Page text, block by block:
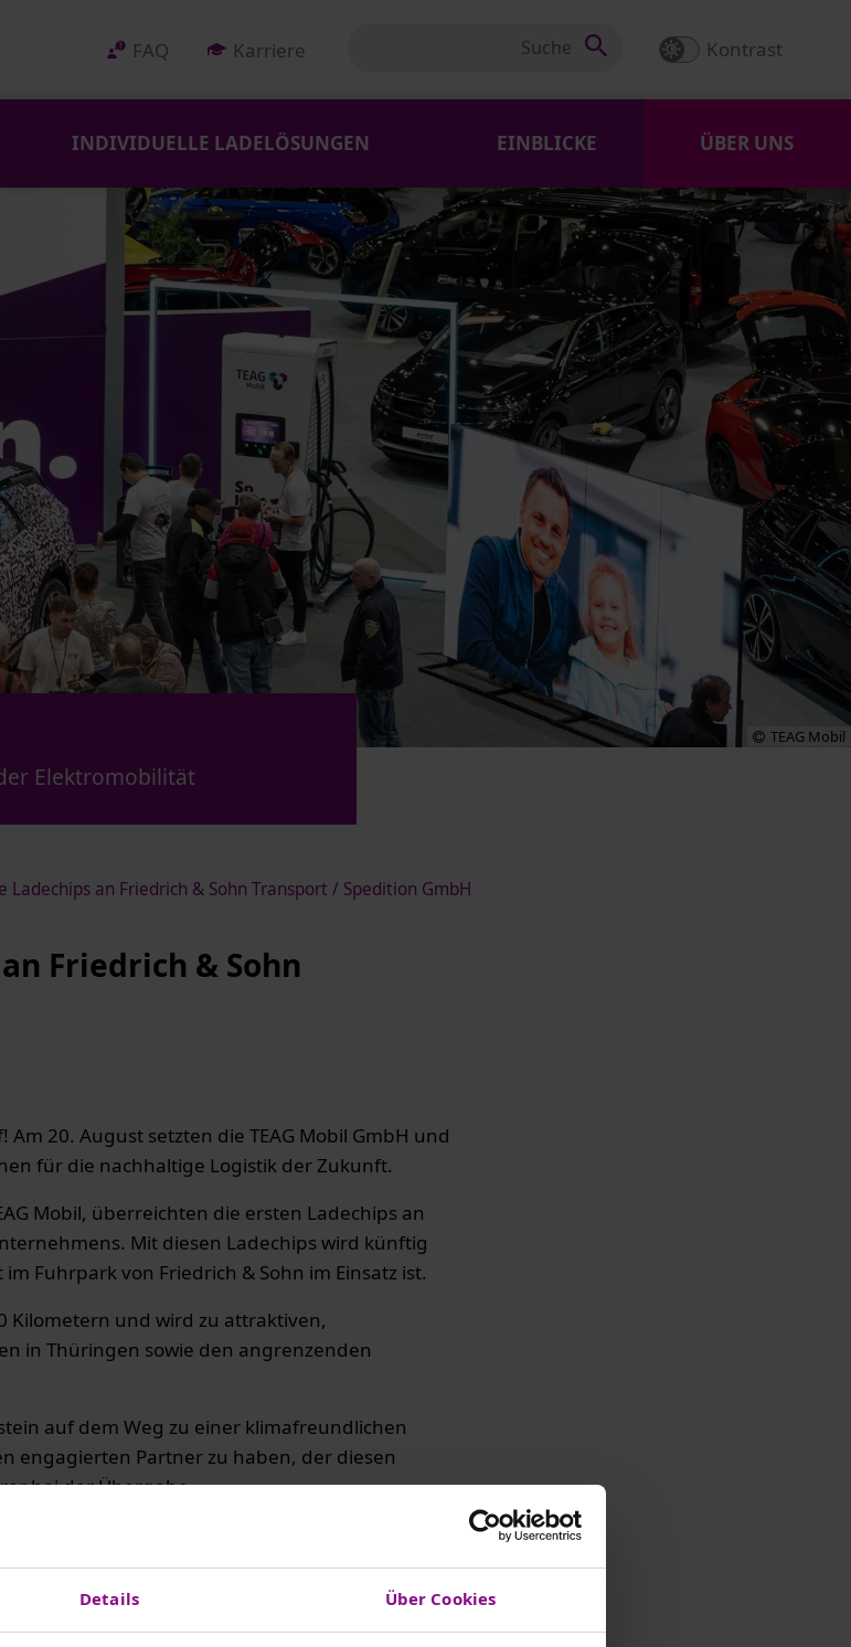
Details Über Cookies
FAQ Karriere Kontrast
INDIVIDUELLE LADELÖSUNGEN EINBLICKE ÜBER UNS
TEAG Mobil
Elektromobilität
Ladechips an Friedrich & Sohn Transport / Spedition GmbH
Friedrich & Sohn
20. August setzten die TEAG Mobil GmbH und
für die nachhaltige Logistik der Zukunft.
Mobil, überreichten die ersten Ladechips an
Mit diesen Ladechips wird künftig
Fuhrpark von Friedrich & Sohn im Einsatz ist.
Kilometern und wird zu attraktiven,
in Thüringen sowie den angrenzenden
auf dem Weg zu einer klimafreundlichen
engagierten Partner zu haben, der diesen
bei der Übergabe.
wir auf eine zukunftsweisende Technologie,
Unternehmens weiterhin stärkt.“